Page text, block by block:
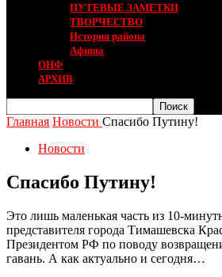
ПУТЕВЫЕ ЗАМЕТКИ
ТВОРЧЕСТВО
История района
Афиша
ОНФ
АРХИВ
Главная Новости Спасибо Путину!
Новости
Спасибо Путину!
Это лишь маленькая часть из 10-
представителя города Тимашевска
Президентом РФ по поводу
гавань. А как актуально и сегодня…